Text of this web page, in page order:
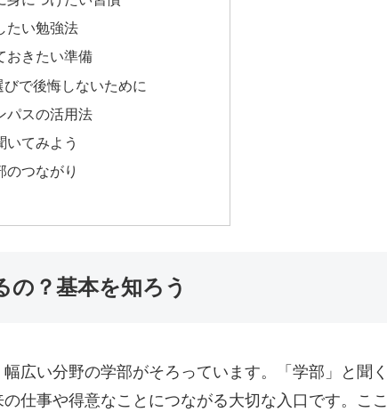
たい勉強法
おきたい準備
で後悔しないために
パスの活用法
いてみよう
のつながり
の？基本を知ろう
広い分野の学部がそろっています。「学部」と聞く
仕事や得意なことにつながる大切な入口です。ここ